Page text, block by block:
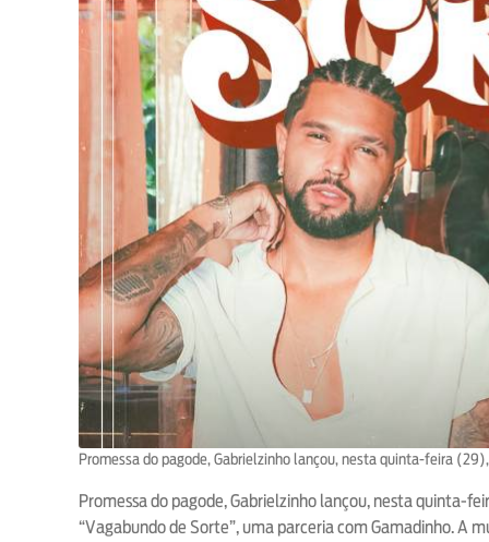
Promessa do pagode, Gabrielzinho lançou, nesta quinta-feira
Promessa do pagode, Gabrielzinho lançou, nesta quinta-
“Vagabundo de Sorte”, uma parceria com Gamadinho. A